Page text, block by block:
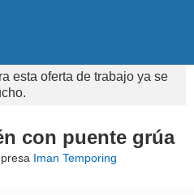
esta oferta de trabajo ya se
con puente grúa
Iman Temporing